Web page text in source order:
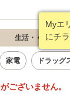
Myエ
にチ
生活・くらし
家電 ドラッグ
ございません。